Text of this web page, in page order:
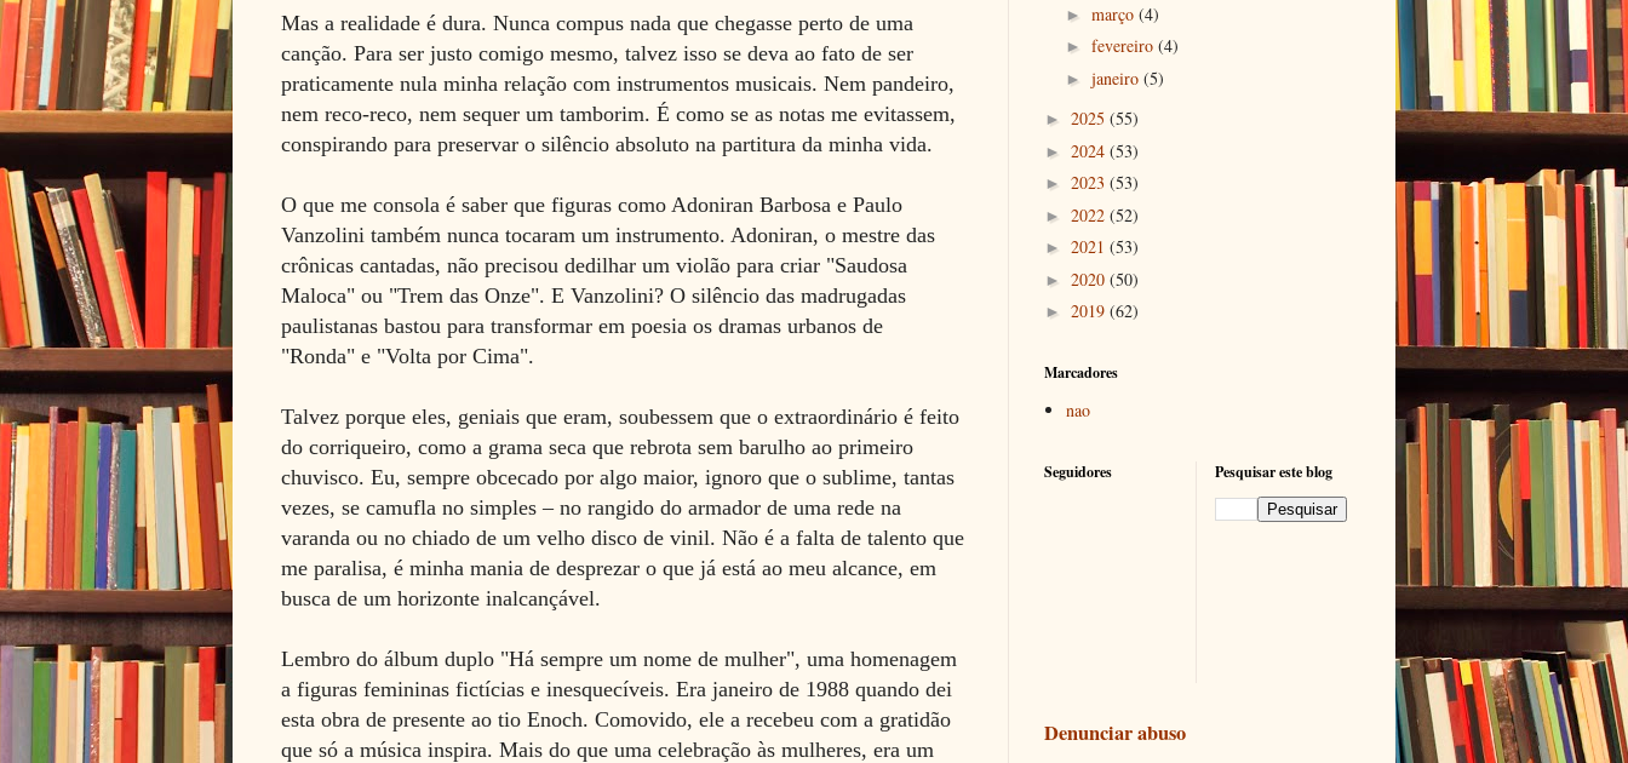
Mas a realidade é dura. Nunca compus nada que chegasse perto de uma
canção. Para ser justo comigo mesmo, talvez isso se deva ao fato de ser
praticamente nula minha relação com instrumentos musicais. Nem pandeiro,
nem reco-reco, nem sequer um tamborim. É como se as notas me evitassem,
conspirando para preservar o silêncio absoluto na partitura da minha vida.
O que me consola é saber que figuras como Adoniran Barbosa e Paulo
Vanzolini também nunca tocaram um instrumento. Adoniran, o mestre das
crônicas cantadas, não precisou dedilhar um violão para criar "Saudosa
Maloca" ou "Trem das Onze". E Vanzolini? O silêncio das madrugadas
paulistanas bastou para transformar em poesia os dramas urbanos de
"Ronda" e "Volta por Cima".
Talvez porque eles, geniais que eram, soubessem que o extraordinário é feito
do corriqueiro, como a grama seca que rebrota sem barulho ao primeiro
chuvisco. Eu, sempre obcecado por algo maior, ignoro que o sublime, tantas
vezes, se camufla no simples – no rangido do armador de uma rede na
varanda ou no chiado de um velho disco de vinil. Não é a falta de talento que
me paralisa, é minha mania de desprezar o que já está ao meu alcance, em
busca de um horizonte inalcançável.
Lembro do álbum duplo "Há sempre um nome de mulher", uma homenagem
a figuras femininas fictícias e inesquecíveis. Era janeiro de 1988 quando dei
esta obra de presente ao tio Enoch. Comovido, ele a recebeu com a gratidão
que só a música inspira. Mais do que uma celebração às mulheres, era um
► março (4)
► fevereiro (4)
► janeiro (5)
► 2025 (55)
► 2024 (53)
► 2023 (53)
► 2022 (52)
► 2021 (53)
► 2020 (50)
► 2019 (62)
Marcadores
nao
Seguidores Pesquisar este blog
Denunciar abuso